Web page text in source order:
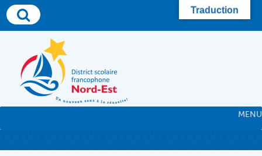
Skip
to
content
MENU
Traduction